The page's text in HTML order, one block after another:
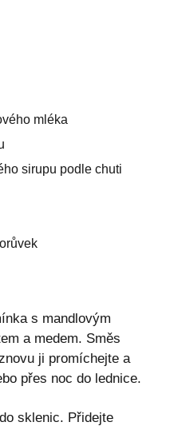
mléka
sirupu podle chuti
s mandlovým
a medem. Směs
ji promíchejte a
přes noc do lednice.
sklenic. Přidejte